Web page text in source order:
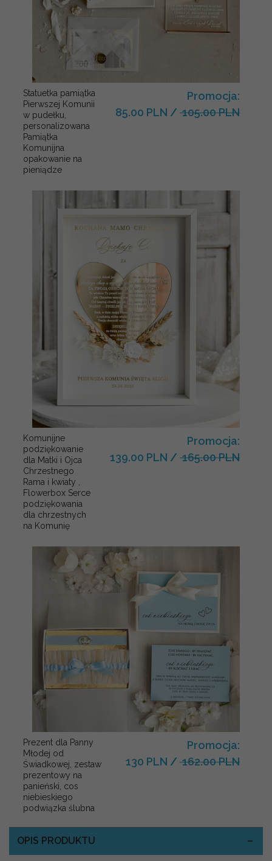
Statuetka pamiątka
Pierwszej Komunii
w pudełku,
personalizowana
Pamiątka
Komunijna
opakowanie na
pieniądze
Promocja:
85.00 PLN / 105.00 PLN
Komunijne
podziękowanie
dla Matki i Ojca
Chrzestnego
Rama i kwiaty ,
Flowerbox Serce
podziękowania
dla chrzestnych
na Komunię
Promocja:
139.00 PLN / 165.00 PLN
Prezent dla Panny
Młodej od
Świadkowej, zestaw
prezentowy na
panieński, cos
niebieskiego
podwiązka ślubna
Promocja:
130 PLN / 162.00 PLN
OPIS PRODUKTU